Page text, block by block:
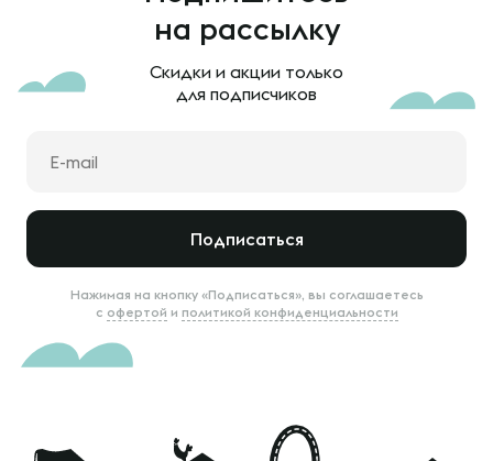
на рассылку
Скидки и акции только
для подписчиков
Подписаться
Нажимая на кнопку «Подписаться», вы соглашаетесь
с офертой и политикой конфиденциальности